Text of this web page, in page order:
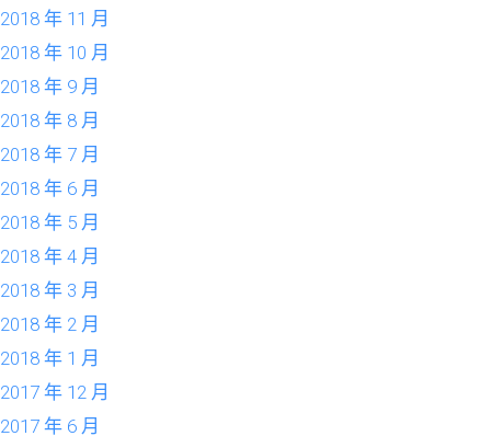
2018 年 11 月
2018 年 10 月
2018 年 9 月
2018 年 8 月
2018 年 7 月
2018 年 6 月
2018 年 5 月
2018 年 4 月
2018 年 3 月
2018 年 2 月
2018 年 1 月
2017 年 12 月
2017 年 6 月